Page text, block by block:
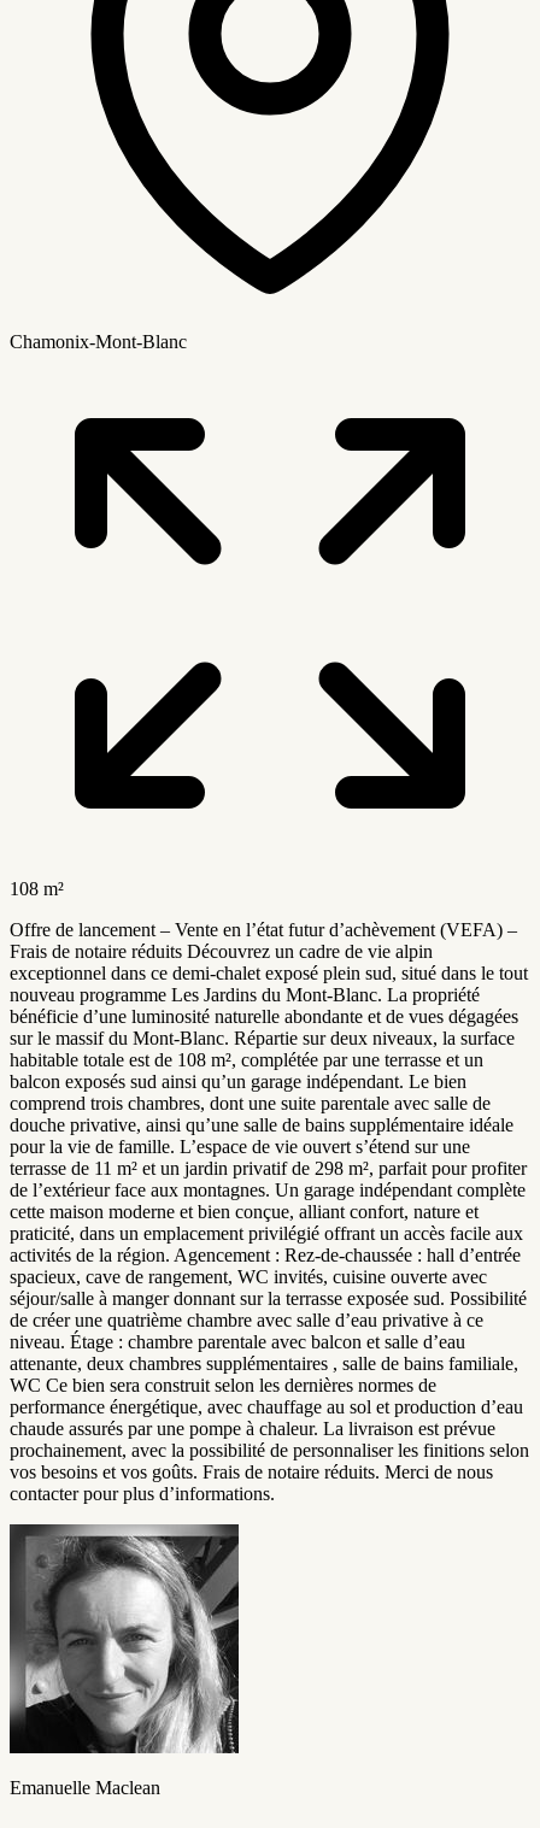
Chamonix-Mont-Blanc
108 m²
Offre de lancement – Vente en l’état futur d’achèvement (VEFA) –
Frais de notaire réduits Découvrez un cadre de vie alpin
exceptionnel dans ce demi-chalet exposé plein sud, situé dans le tout
nouveau programme Les Jardins du Mont-Blanc. La propriété
bénéficie d’une luminosité naturelle abondante et de vues dégagées
sur le massif du Mont-Blanc. Répartie sur deux niveaux, la surface
habitable totale est de 108 m², complétée par une terrasse et un
balcon exposés sud ainsi qu’un garage indépendant. Le bien
comprend trois chambres, dont une suite parentale avec salle de
douche privative, ainsi qu’une salle de bains supplémentaire idéale
pour la vie de famille. L’espace de vie ouvert s’étend sur une
terrasse de 11 m² et un jardin privatif de 298 m², parfait pour profiter
de l’extérieur face aux montagnes. Un garage indépendant complète
cette maison moderne et bien conçue, alliant confort, nature et
praticité, dans un emplacement privilégié offrant un accès facile aux
activités de la région. Agencement : Rez-de-chaussée : hall d’entrée
spacieux, cave de rangement, WC invités, cuisine ouverte avec
séjour/salle à manger donnant sur la terrasse exposée sud. Possibilité
de créer une quatrième chambre avec salle d’eau privative à ce
niveau. Étage : chambre parentale avec balcon et salle d’eau
attenante, deux chambres supplémentaires , salle de bains familiale,
WC Ce bien sera construit selon les dernières normes de
performance énergétique, avec chauffage au sol et production d’eau
chaude assurés par une pompe à chaleur. La livraison est prévue
prochainement, avec la possibilité de personnaliser les finitions selon
vos besoins et vos goûts. Frais de notaire réduits. Merci de nous
contacter pour plus d’informations.
Emanuelle Maclean